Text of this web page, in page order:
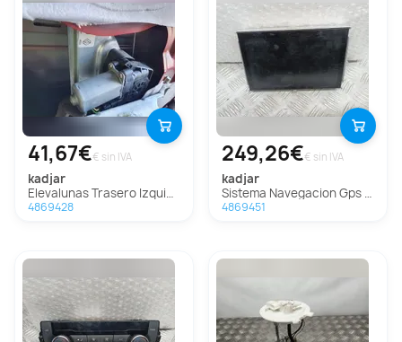
41,67€€ sin IVA
kadjar
Elevalunas Trasero Izquierdo Para Renault Kadjar
4869428
249,26€€ sin IVA
kadjar
Sistema Navegacion Gps Para Renault Kadjar
4869451